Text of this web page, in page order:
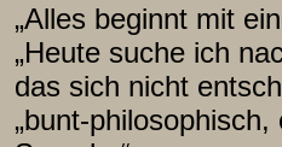
„Alles beginnt mit
„Heute suche ich
das sich nicht
„bunt-philosophisch,